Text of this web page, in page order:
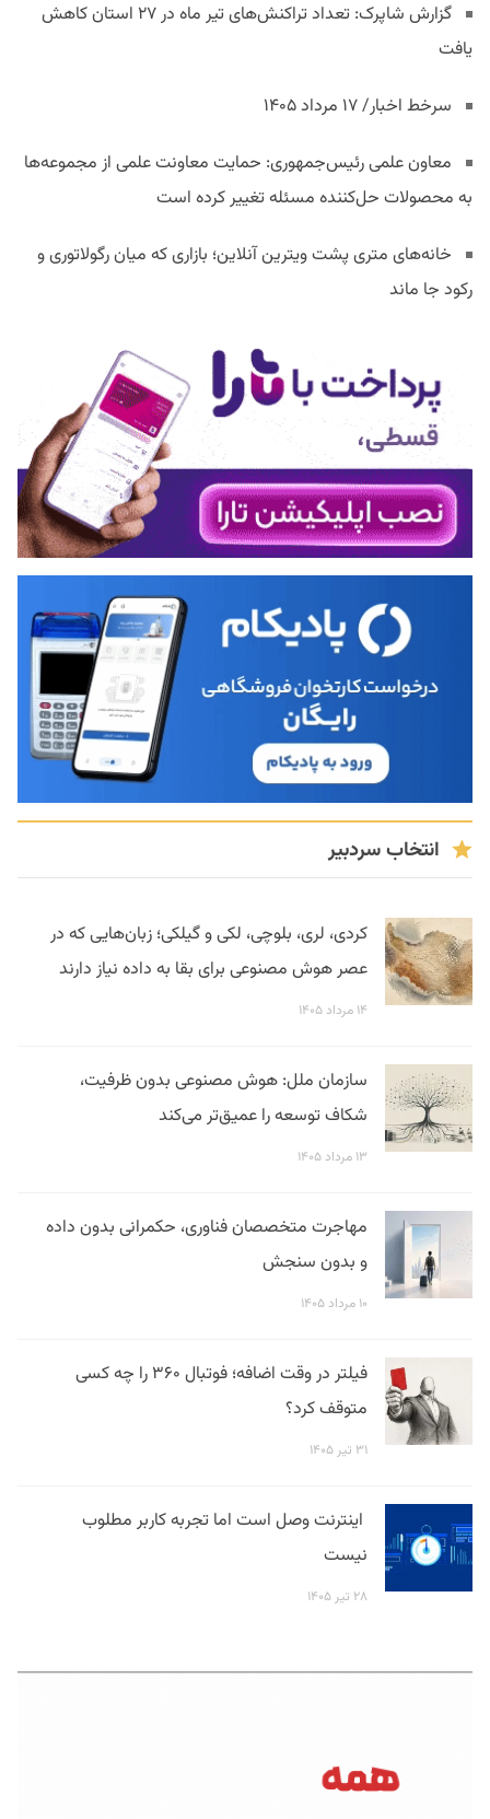
گزارش شاپرک: تعداد تراکنش‌های تیر ماه در ۲۷ استان‌ کاهش
یافت
سرخط اخبار/ ۱۷ مرداد ۱۴۰۵
معاون علمی رئیس‌جمهوری: حمایت معاونت علمی از مجموعه‌ها
به محصولات حل‌کننده مسئله تغییر کرده است
خانه‌های متری پشت ویترین آنلاین؛ بازاری که میان رگولاتوری و
رکود جا ماند
انتخاب سردبیر
کردی، لری، بلوچی، لکی و گیلکی؛ زبان‌هایی که در
عصر هوش مصنوعی برای بقا به داده نیاز دارند
۱۴ مرداد ۱۴۰۵
سازمان ملل: هوش مصنوعی بدون ظرفیت،
شکاف توسعه را عمیق‌تر می‌کند
۱۳ مرداد ۱۴۰۵
مهاجرت متخصصان فناوری، حکمرانی بدون داده
و بدون سنجش
۱۰ مرداد ۱۴۰۵
فیلتر در وقت اضافه؛ فوتبال ۳۶۰ را چه کسی
متوقف کرد؟
۳۱ تیر ۱۴۰۵
اینترنت وصل است اما تجربه کاربر مطلوب
نیست
۲۸ تیر ۱۴۰۵